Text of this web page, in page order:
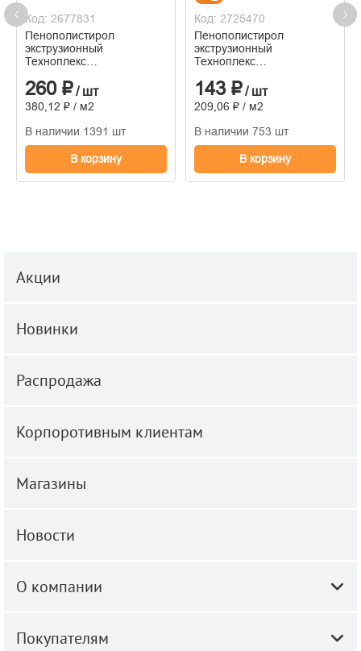
Код: 2677831
Пенополистирол
экструзионный
Техноплекс
упаковка)
260 ₽/ шт
380,12 ₽ / м2
В наличии 1391 шт
В корзину
Код: 2725470
Пенополистирол
экструзионный
Техноплекс
упаковка)
143 ₽/ шт
209,06 ₽ / м2
В наличии 753 шт
В корзину
Акции
Новинки
Распродажа
Корпоротивным клиентам
Магазины
Новости
О компании
Покупателям